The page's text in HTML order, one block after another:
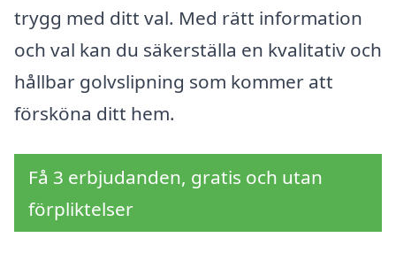
trygg med ditt val. Med rätt information
och val kan du säkerställa en kvalitativ och
hållbar golvslipning som kommer att
försköna ditt hem.
Få 3 erbjudanden, gratis och utan
förpliktelser